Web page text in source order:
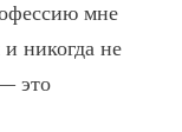
мне
никогда не
это